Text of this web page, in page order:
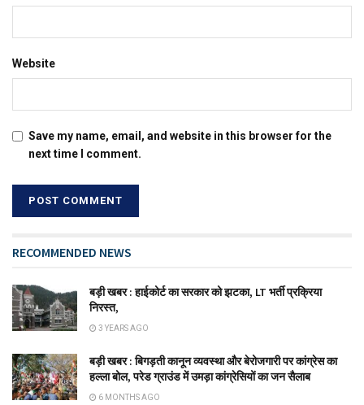
Website
Save my name, email, and website in this browser for the
next time I comment.
RECOMMENDED NEWS
बड़ी खबर : हाईकोर्ट का सरकार को झटका, LT भर्ती प्रक्रिया
निरस्त,
3 YEARS AGO
बड़ी खबर : बिगड़ती कानून व्यवस्था और बेरोजगारी पर कांग्रेस का
हल्ला बोल, परेड ग्राउंड में उमड़ा कांग्रेसियों का जन सैलाब
6 MONTHS AGO